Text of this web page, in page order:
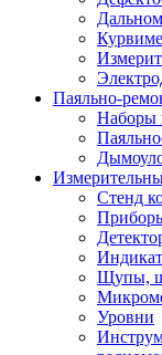
Паяльно-
Наборы
Стенд
Щупы,
Уровни